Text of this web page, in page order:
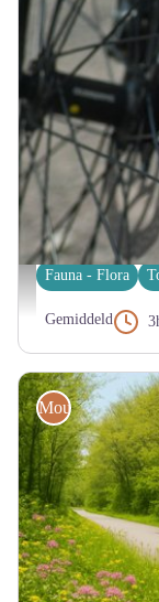
Jack Mac
RUOMS
Fauna - Flora
Gemiddeld
Mountainbike